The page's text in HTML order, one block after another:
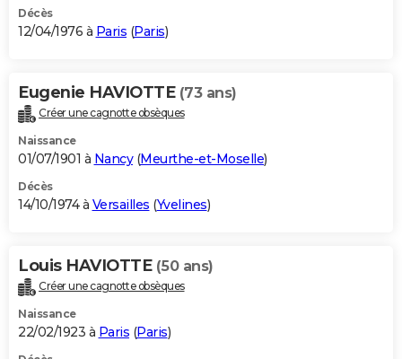
Décès
12/04/1976 à Paris (Paris)
Eugenie HAVIOTTE (73 ans)
Créer une cagnotte obsèques
Naissance
01/07/1901 à Nancy(Meurthe-et-Moselle)
Décès
14/10/1974 à Versailles (Yvelines)
Louis HAVIOTTE (50 ans)
Créer une cagnotte obsèques
Naissance
22/02/1923 à Paris (Paris)